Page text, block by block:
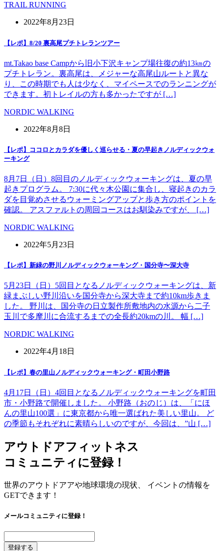
TRAIL RUNNING
2022年8月23日
【レポ】8/20 裏高尾プチトレランツアー
mt.Takao base Campから旧小下沢キャンプ場往復の約13㎞の
プチトレラン。裏高尾は、メジャーな高尾山ルートと異な
り、この時期でも人は少なく、マイペースでのランニングが
できます。初トレイルの方も多かったですが […]
NORDIC WALKING
2022年8月8日
【レポ】ココロとカラダを優しく巡らせる・夏の早起きノルディックウォ
ーキング
8月7日（日）8回目のノルディックウォーキングは、夏の早
起きプログラム。 7:30に代々木公園に集合し、寝起きのカラ
ダを目覚めさせるウォーミングアップと歩き方のポイントを
確認。 アスファルトの周回コースはお馴染みですが、 […]
NORDIC WALKING
2022年5月23日
【レポ】新緑の野川ノルディックウォーキング・国分寺〜深大寺
5月23日（日）5回目となるノルディックウォーキングは、新
緑まぶしい野川沿いを国分寺から深大寺まで約10km歩きま
した。 野川は、国分寺の日立製作所敷地内の水源から二子
玉川で多摩川に合流するまでの全長約20kmの川。 幅 […]
NORDIC WALKING
2022年4月18日
【レポ】春の里山ノルディックウォーキング・町田小野路
4月17日（日）4回目となるノルディックウォーキングを町田
市・小野路で開催しました。 小野路（おのじ）は、「にほ
んの里山100選」に東京都から唯一選ばれた美しい里山。 ど
の季節もそれぞれに素晴らしいのですが、今回は、”山 […]
アウトドアフィットネス
コミュニティに登録！
世界のアウトドアアや地球環境の現状、 イベントの情報を
GETできます！
メールコミュニティに登録！